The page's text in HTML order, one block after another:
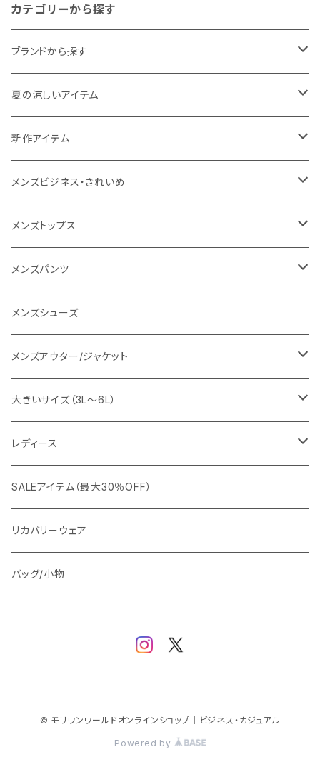
カテゴリーから探す
ブランドから探す
THE NORTH FACE
NANGA
1PIU1UGUALE3 RELAX
go slow caravan
SY32 by SWEET YEARS
URBAN SQUARE
EDWIN
snow peak
G-stage
TETEHOMME
TAION
夏の涼しいアイテム
メンズ
レディース
新作アイテム
メンズ
レディース
メンズビジネス・きれいめ
スーツ
カジュアルセットアップ
スラックス
ワイシャツ
シューズ
フォーマル
Tシャツ/ポロシャツ
メンズトップス
Tシャツ/カットソー
シャツ/ポロシャツ
パーカー/スウェット
ニット
メンズパンツ
デニムパンツ
イージーパンツ
スラックス
メンズシューズ
メンズアウター/ジャケット
ジャケット
カジュアルジャケット
ビジネスジャケット
ブルゾン
コート
マウンテンパーカー/アウトドア
ダウン / 中綿アウター
大きいサイズ（3L～6L）
ビジネス
セットアップ
ワイシャツ
カジュアル
ニット/Tシャツ/カットソー
スウェット/パーカー
アウター
レディース
アウター
トップス（ブラウス/カットソー）
ジャケット
SALEアイテム（最大30％OFF）
リカバリーウェア
バッグ/小物
© モリワンワールドオンラインショップ｜ビジネス・カジュアル
Powered by